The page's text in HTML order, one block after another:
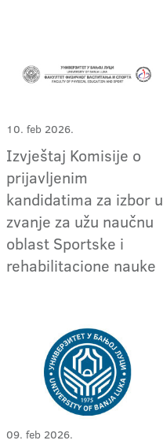
10. feb 2026.
Izvještaj Komisije o
prijavljenim
kandidatima za izbor u
zvanje za užu naučnu
oblast Sportske i
rehabilitacione nauke
09. feb 2026.